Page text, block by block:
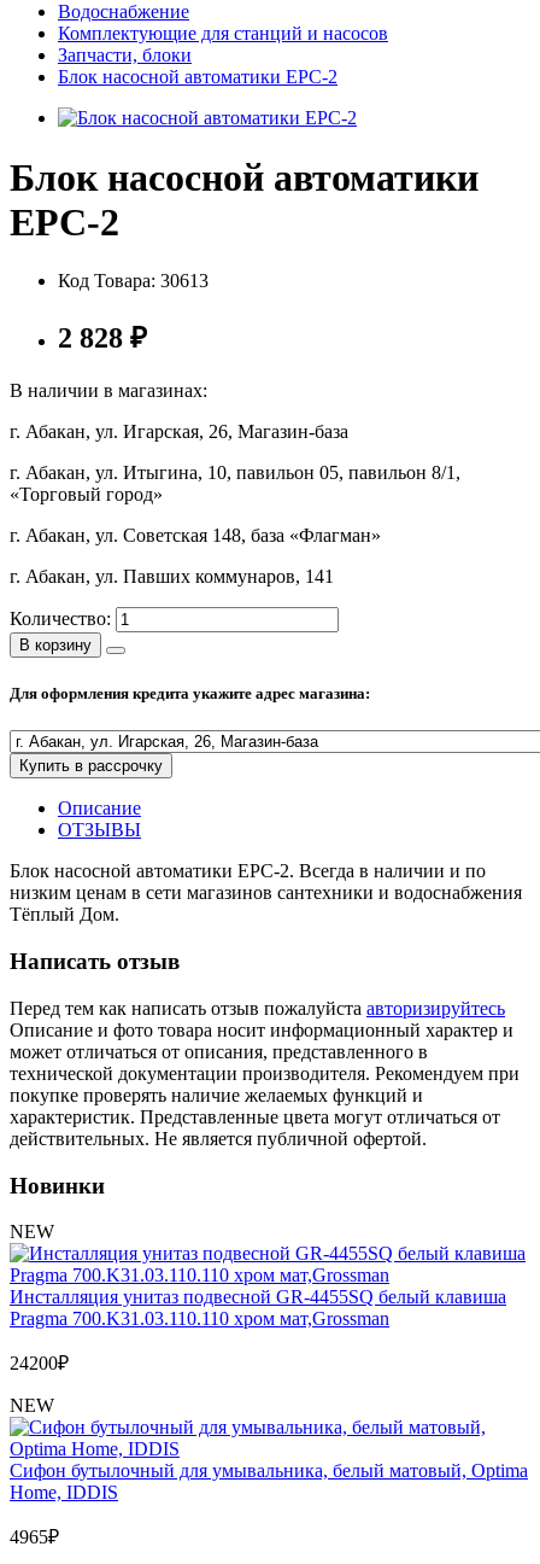
Хозяйственные товары
Строительные товары
Новости и Акции
Оплата и доставка
Условия возврата товара
Обмен и возврат товара
Вакансии
Контакты
Водоснабжение
Комплектующие для станций и насосов
Запчасти, блоки
Блок насосной автоматики ЕРС-2
Блок насосной автоматики
ЕРС-2
Код Товара: 30613
2 828 ₽
В наличии в магазинах:
г. Абакан, ул. Игарская, 26, Магазин-база
г. Абакан, ул. Итыгина, 10, павильон 05, павильон 8/1,
«Торговый город»
г. Абакан, ул. Советская 148, база «Флагман»
г. Абакан, ул. Павших коммунаров, 141
Количество:
В корзину
Для оформления кредита укажите адрес магазина:
Купить в рассрочку
Описание
ОТЗЫВЫ
Блок насосной автоматики ЕРС-2. Всегда в наличии и по
низким ценам в сети магазинов сантехники и водоснабжения
Тёплый Дом.
Написать отзыв
Перед тем как написать отзыв пожалуйста авторизируйтесь
Описание и фото товара носит информационный характер и
может отличаться от описания, представленного в
технической документации производителя. Рекомендуем при
покупке проверять наличие желаемых функций и
характеристик. Представленные цвета могут отличаться от
действительных. Не является публичной офертой.
Новинки
NEW
Инсталляция унитаз подвесной GR-4455SQ белый клавиша
Pragma 700.K31.03.110.110 хром мат,Grossman
24200₽
NEW
Сифон бутылочный для умывальника, белый матовый, Optima
Home, IDDIS
4965₽